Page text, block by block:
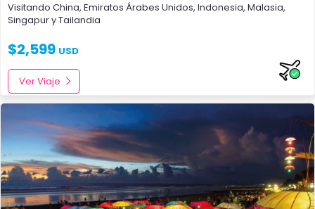
Visitando China, Emiratos Árabes Unidos, Indonesia, Malasia,
SingapuryTailandia
$2,599 USD
Ver Viaje